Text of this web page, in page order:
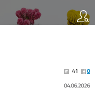
41
0
04.06.2026